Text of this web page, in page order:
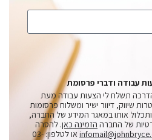
עבודה ודברי פרסומת
הדרכה תשלח לי הצעות עבודה מעת
שיווק, דיוור ישיר ומשלוח פרסומות
אותו במאגר המידע של החברה,
של החברה הזמינה כאן. להסרה
או לטלפון: 03-